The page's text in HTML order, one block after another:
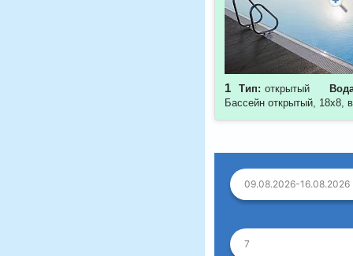
1 Тип: открытый
Бассейн открытый, 18х8,
09.08.2026-16.08.2026
7